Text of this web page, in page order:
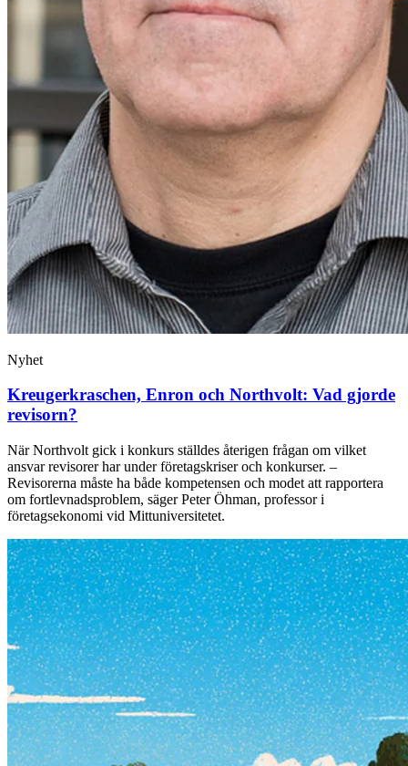
Nyhet
Kreugerkraschen, Enron och Northvolt: Vad gjorde
revisorn?
När Northvolt gick i konkurs ställdes återigen frågan om vilket
ansvar revisorer har under företagskriser och konkurser. –
Revisorerna måste ha både kompetensen och modet att rapportera
om fortlevnadsproblem, säger Peter Öhman, professor i
företagsekonomi vid Mittuniversitetet.